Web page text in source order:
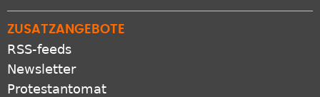
ZUSATZANGEBOTE
RSS-feeds
Newsletter
Protestantomat